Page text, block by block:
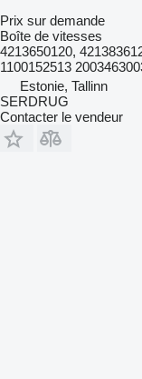
Prix sur demande
Boîte de vitesses
4213650120,
1100152513
Estonie, Tallinn
SERDRUG
Contacter le vendeur